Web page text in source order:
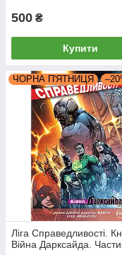
500 ₴
Купити
ЧОРНА П'ЯТНИЦЯ
Ліга Справедливості.
Війна Дарксайда.